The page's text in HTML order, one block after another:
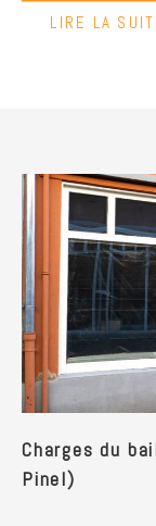
LIRE LA
Charges du
Pinel)